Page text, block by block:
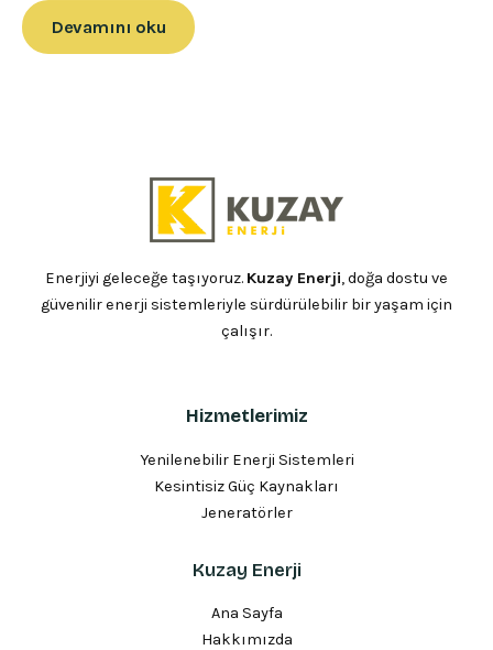
Devamını oku
Enerjiyi geleceğe taşıyoruz. Kuzay Enerji, doğa dostu ve
güvenilir enerji sistemleriyle sürdürülebilir bir yaşam için
çalışır.
Hizmetlerimiz
Yenilenebilir Enerji Sistemleri
Kesintisiz Güç Kaynakları
Jeneratörler
Kuzay Enerji
Ana Sayfa
Hakkımızda